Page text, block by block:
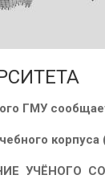
ГМУ
УЧЁНОГО